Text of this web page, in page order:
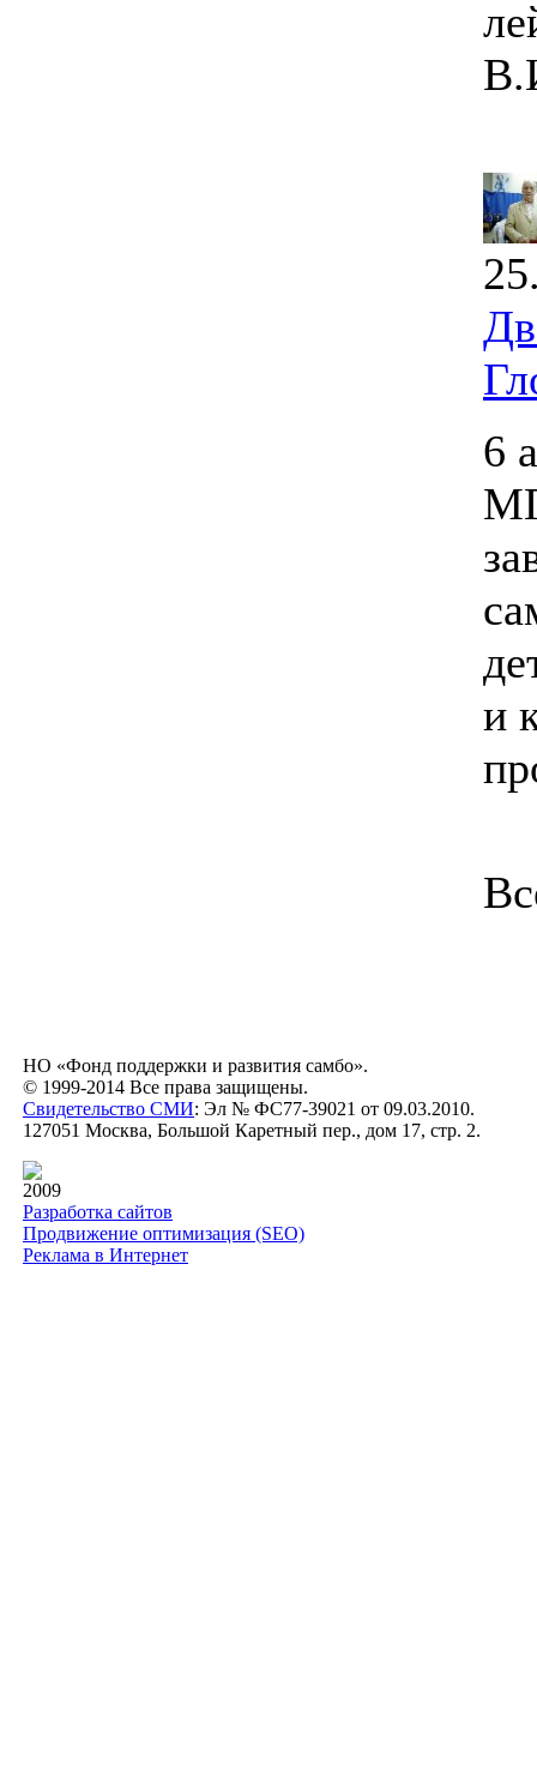
6
и
НО «Фонд поддержки и развития самбо».
© 1999-2014 Все права защищены.
Свидетельство СМИ: Эл № ФС77-39021 от 09.03.2010.
127051 Москва, Большой Каретный пер., дом 17, стр. 2.
2009
Разработка сайтов
Продвижение оптимизация (SEO)
Реклама в Интернет